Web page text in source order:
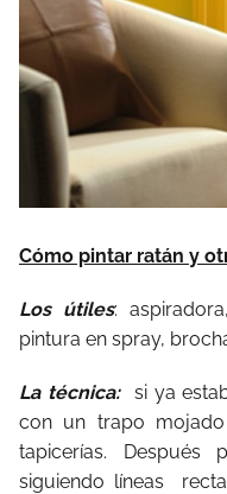
Cómo pintar ratán y
Los útiles:
pintura en spray,
La técnica:si ya
con un trapo
tapicerías.
siguiendo líneas